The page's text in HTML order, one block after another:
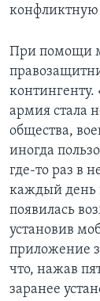
конфликтную
При помощи
армия стала
общества,
иногда
где-то раз в
каждый день
появилась
установив
приложение
что, нажав
заранее